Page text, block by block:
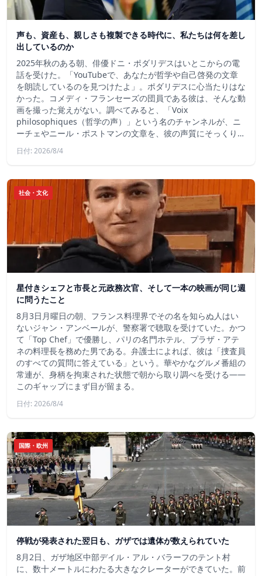
声も、資産も、親しさも複製できる時代に、私たちは何を差し
出しているのか
2025年秋のある朝、俳優ドニ・ポダリデスはいとこからの電
話を受けた。「YouTubeで、あなたが哲学や自己啓発の文章
を朗読しているのを見つけたよ」。ポダリデスに心当たりはな
かった。コメディ・フランセーズの団員である彼は、そんな動
画を撮った覚えがない。調べてみると、「Voix
philosophiques（哲学の声）」という名のチャンネルが、ニ
ーチェやニール・ポストマンの文章を、彼の声質にそっくり…
日付: 2026/8/4
社会・文化
星付きシェフと市長と元政務次官、そして一本の映画が同じ週
に問うたこと
8月3日月曜日の朝、フランス料理界でその名を知らぬ人はい
ないジャン・アンベールが、警察署で聴取を受けていた。かつ
て「Top Chef」で優勝し、パリの名門ホテル、プラザ・アテ
ネの料理長を務めた男である。弁護士によれば、彼は「捜査員
のすべての質問に答えている」という。華やかなグルメ番組の
常連が、身柄を拘束された状態で朝から取り調べを受ける――
このギャップにまず目が留まる。
日付: 2026/8/4
国際・欧州
停戦が発表された翌日も、ガザでは遺体が数えられていた
8月2日、ガザ地区中部デイル・アル・バラーフのテント村
に、数十メートルにわたる大きなクレーターができていた。前